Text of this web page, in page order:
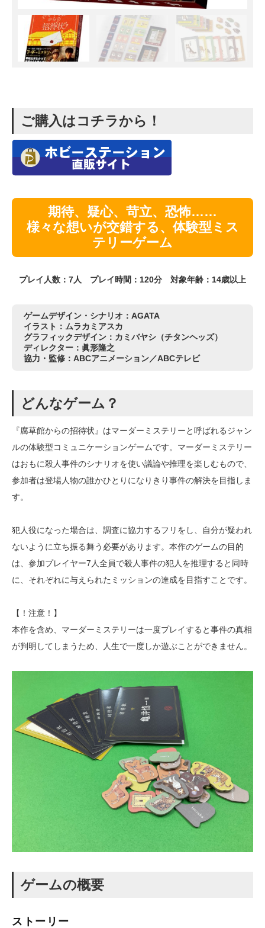
ご購入はコチラから！
期待、疑心、苛立、恐怖……
様々な想いが交錯する、体験型ミス
テリーゲーム
プレイ人数：7人 プレイ時間：120分 対象年齢：14歳以上
ゲームデザイン・シナリオ：AGATA
イラスト：ムラカミアスカ
グラフィックデザイン：カミバヤシ（チタンヘッズ）
ディレクター：眞形隆之
協力・監修：ABCアニメーション／ABCテレビ
どんなゲーム？
『腐草館からの招待状』はマーダーミステリーと呼ばれるジャン
ルの体験型コミュニケーションゲームです。マーダーミステリー
はおもに殺人事件のシナリオを使い議論や推理を楽しむもので、
参加者は登場人物の誰かひとりになりきり事件の解決を目指しま
す。
犯人役になった場合は、調査に協力するフリをし、自分が疑われ
ないように立ち振る舞う必要があります。本作のゲームの目的
は、参加プレイヤー7人全員で殺人事件の犯人を推理すると同時
に、それぞれに与えられたミッションの達成を目指すことです。
【！注意！】
本作を含め、マーダーミステリーは一度プレイすると事件の真相
が判明してしまうため、人生で一度しか遊ぶことができません。
ゲームの概要
ストーリー